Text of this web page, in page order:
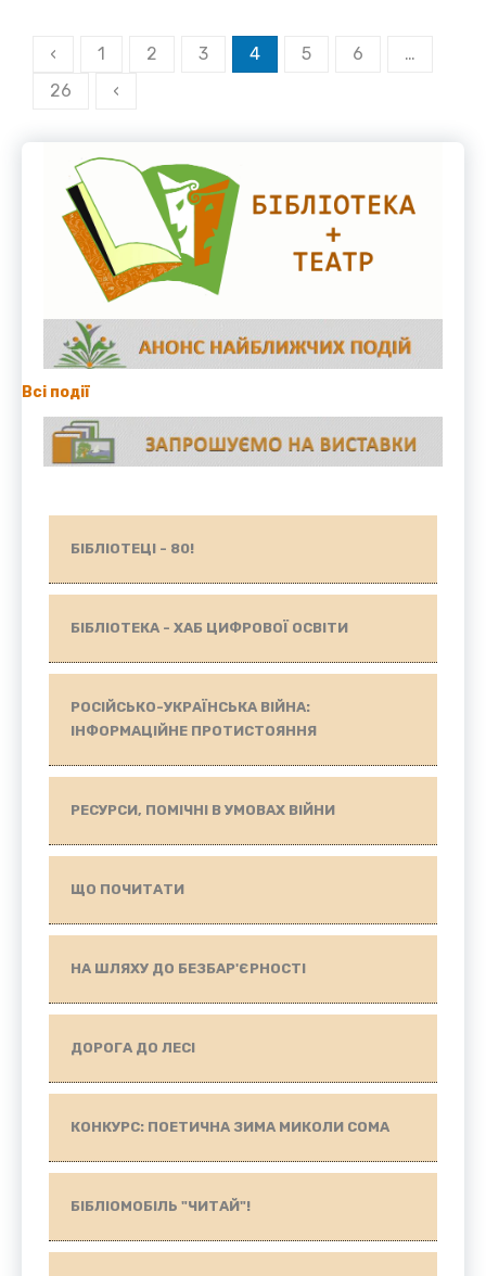
Пагінація
записів
‹ 1 2 3 4 5 6
…
26
‹
Всі події
БІБЛІОТЕЦІ - 80!
БІБЛІОТЕКА - ХАБ ЦИФРОВОЇ ОСВІТИ
РОСІЙСЬКО-УКРАЇНСЬКА ВІЙНА:
ІНФОРМАЦІЙНЕ ПРОТИСТОЯННЯ
РЕСУРСИ, ПОМІЧНІ В УМОВАХ ВІЙНИ
ЩО ПОЧИТАТИ
НА ШЛЯХУ ДО БЕЗБАР'ЄРНОСТІ
ДОРОГА ДО ЛЕСІ
КОНКУРС: ПОЕТИЧНА ЗИМА МИКОЛИ СОМА
БІБЛІОМОБІЛЬ "ЧИТАЙ"!